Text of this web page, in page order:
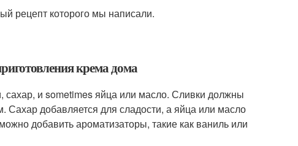
рецепт которого мы написали.
крема дома
сахар, и sometimes яйца или масло. Сливки должны
добавляется для сладости, а яйца или масло
добавить ароматизаторы, такие как ваниль или